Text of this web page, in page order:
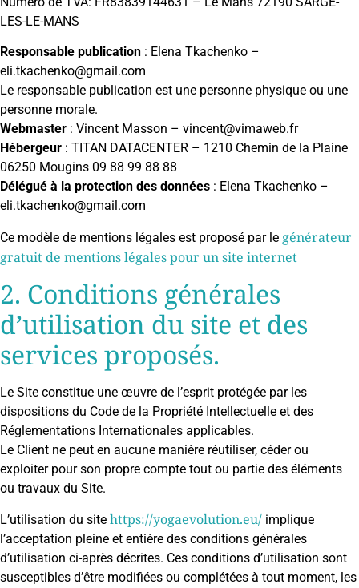
LES-LE-MANS
Responsable publication : Elena Tkachenko –
eli.tkachenko@gmail.com
Le responsable publication est une personne physique ou une
personne morale.
Webmaster : Vincent Masson – vincent@vimaweb.fr
Hébergeur : TITAN DATACENTER – 1210 Chemin de la Plaine
06250 Mougins 09 88 99 88 88
Délégué à la protection des données : Elena Tkachenko –
eli.tkachenko@gmail.com
Ce modèle de mentions légales est proposé par le générateur
gratuit de mentions légales pour un site internet
2. Conditions générales
d’utilisation du site et des
services proposés.
Le Site constitue une œuvre de l’esprit protégée par les
dispositions du Code de la Propriété Intellectuelle et des
Réglementations Internationales applicables.
Le Client ne peut en aucune manière réutiliser, céder ou
exploiter pour son propre compte tout ou partie des éléments
ou travaux du Site.
L’utilisation du site https://yogaevolution.eu/ implique
l’acceptation pleine et entière des conditions générales
d’utilisation ci-après décrites. Ces conditions d’utilisation sont
susceptibles d’être modifiées ou complétées à tout moment, les